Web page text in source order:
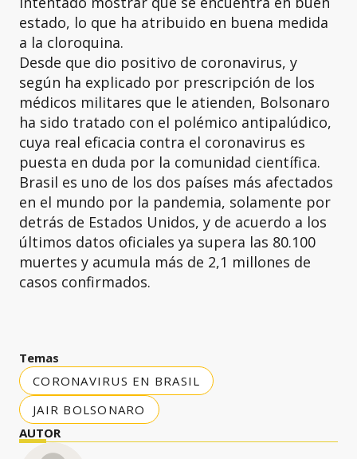
estado, lo que ha atribuido en buena medida
a la cloroquina.
Desde que dio positivo de coronavirus, y
según ha explicado por prescripción de los
médicos militares que le atienden, Bolsonaro
ha sido tratado con el polémico antipalúdico,
cuya real eficacia contra el coronavirus es
puesta en duda por la comunidad científica.
Brasil es uno de los dos países más afectados
en el mundo por la pandemia, solamente por
detrás de Estados Unidos, y de acuerdo a los
últimos datos oficiales ya supera las 80.100
muertes y acumula más de 2,1 millones de
casos confirmados.
Temas
CORONAVIRUS EN BRASIL
JAIR BOLSONARO
AUTOR